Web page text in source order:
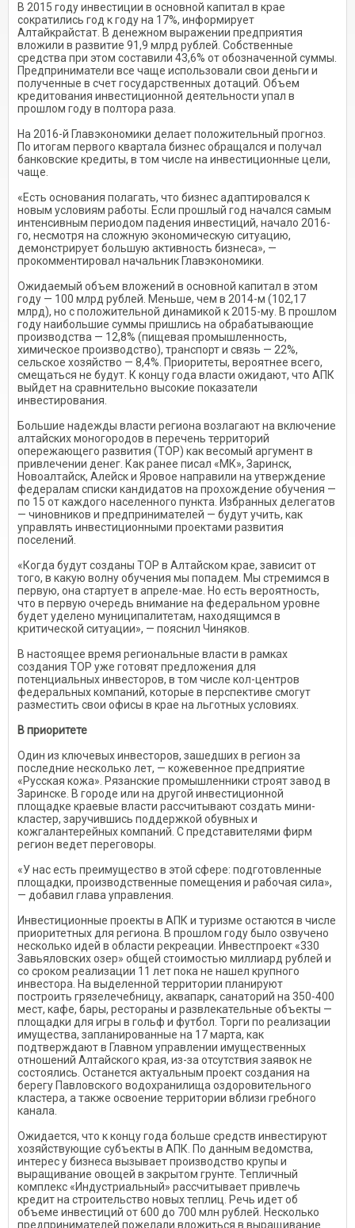
В 2015 году инвестиции в основной капитал в крае
сократились год к году на 17%, информирует
Алтайкрайстат. В денежном выражении предприятия
вложили в развитие 91,9 млрд рублей. Собственные
средства при этом составили 43,6% от обозначенной суммы.
Предприниматели все чаще использовали свои деньги и
полученные в счет государственных дотаций. Объем
кредитования инвестиционной деятельности упал в
прошлом году в полтора раза.
На 2016-й Главэкономики делает положительный прогноз.
По итогам первого квартала бизнес обращался и получал
банковские кредиты, в том числе на инвестиционные цели,
чаще.
«Есть основания полагать, что бизнес адаптировался к
новым условиям работы. Если прошлый год начался самым
интенсивным периодом падения инвестиций, начало 2016-
го, несмотря на сложную экономическую ситуацию,
демонстрирует большую активность бизнеса», —
прокомментировал начальник Главэкономики.
Ожидаемый объем вложений в основной капитал в этом
году — 100 млрд рублей. Меньше, чем в 2014-м (102,17
млрд), но с положительной динамикой к 2015-му. В прошлом
году наибольшие суммы пришлись на обрабатывающие
производства — 12,8% (пищевая промышленность,
химическое производство), транспорт и связь — 22%,
сельское хозяйство — 8,4%. Приоритеты, вероятнее всего,
смещаться не будут. К концу года власти ожидают, что АПК
выйдет на сравнительно высокие показатели
инвестирования.
Большие надежды власти региона возлагают на включение
алтайских моногородов в перечень территорий
опережающего развития (ТОР) как весомый аргумент в
привлечении денег. Как ранее писал «МК», Заринск,
Новоалтайск, Алейск и Яровое направили на утверждение
федералам списки кандидатов на прохождение обучения —
по 15 от каждого населенного пункта. Избранных делегатов
— чиновников и предпринимателей — будут учить, как
управлять инвестиционными проектами развития
поселений.
«Когда будут созданы ТОР в Алтайском крае, зависит от
того, в какую волну обучения мы попадем. Мы стремимся в
первую, она стартует в апреле-мае. Но есть вероятность,
что в первую очередь внимание на федеральном уровне
будет уделено муниципалитетам, находящимся в
критической ситуации», — пояснил Чиняков.
В настоящее время региональные власти в рамках
создания ТОР уже готовят предложения для
потенциальных инвесторов, в том числе кол-центров
федеральных компаний, которые в перспективе смогут
разместить свои офисы в крае на льготных условиях.
В приоритете
Один из ключевых инвесторов, зашедших в регион за
последние несколько лет, — кожевенное предприятие
«Русская кожа». Рязанские промышленники строят завод в
Заринске. В городе или на другой инвестиционной
площадке краевые власти рассчитывают создать мини-
кластер, заручившись поддержкой обувных и
кожгалантерейных компаний. С представителями фирм
регион ведет переговоры.
«У нас есть преимущество в этой сфере: подготовленные
площадки, производственные помещения и рабочая сила»,
— добавил глава управления.
Инвестиционные проекты в АПК и туризме остаются в числе
приоритетных для региона. В прошлом году было озвучено
несколько идей в области рекреации. Инвестпроект «330
Завьяловских озер» общей стоимостью миллиард рублей и
со сроком реализации 11 лет пока не нашел крупного
инвестора. На выделенной территории планируют
построить грязелечебницу, аквапарк, санаторий на 350-400
мест, кафе, бары, рестораны и развлекательные объекты —
площадки для игры в гольф и футбол. Торги по реализации
имущества, запланированные на 17 марта, как
подтверждают в Главном управлении имущественных
отношений Алтайского края, из-за отсутствия заявок не
состоялись. Останется актуальным проект создания на
берегу Павловского водохранилища оздоровительного
кластера, а также освоение территории вблизи гребного
канала.
Ожидается, что к концу года больше средств инвестируют
хозяйствующие субъекты в АПК. По данным ведомства,
интерес у бизнеса вызывает производство крупы и
выращивание овощей в закрытом грунте. Тепличный
комплекс «Индустриальный» рассчитывает привлечь
кредит на строительство новых теплиц. Речь идет об
объеме инвестиций от 600 до 700 млн рублей. Несколько
предпринимателей пожелали вложиться в выращивание